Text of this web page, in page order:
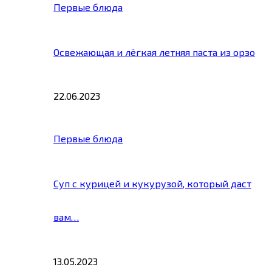
Первые блюда
Освежающая и лёгкая летняя паста из орзо
22.06.2023
Первые блюда
Суп с курицей и кукурузой, который даст
вам…
13.05.2023